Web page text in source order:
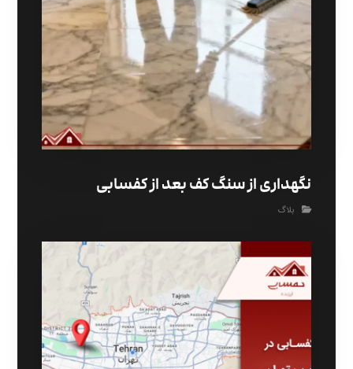
نگهداری از سنگ کف بعد از کفسابی
بلاگ